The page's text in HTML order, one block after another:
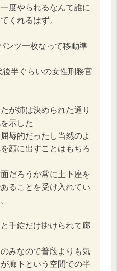
度やられるなんて誰に
くれるはず。
ンツ一枚なって移動準
半ぐらいの女性刑務官
が姉は決められた通り
示した
辱的だったし当然のよ
顔に出すことはもちろ
だろうか常に土下座を
ることを受け入れてい
手錠だけ掛けられて廊
みなので普段よりも気
廊下という空間での半